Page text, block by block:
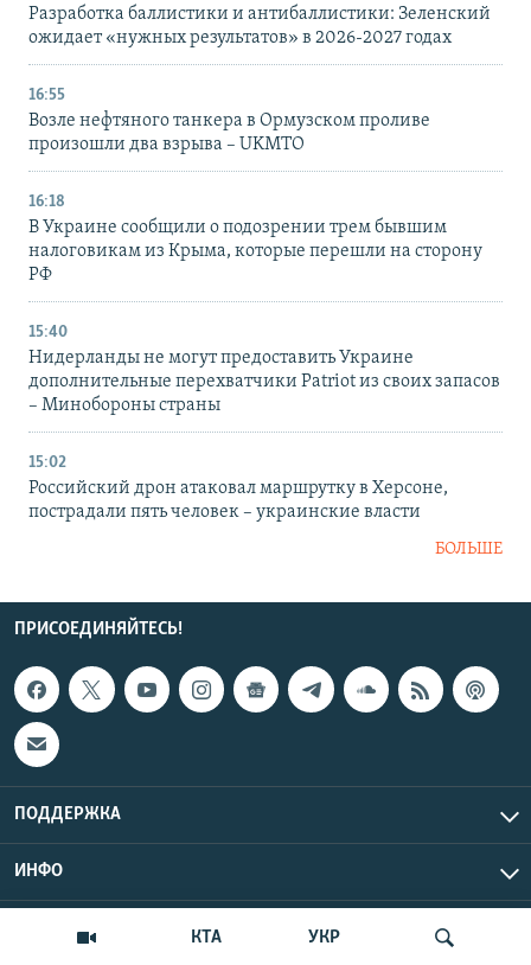
КТА УКР
Разработка баллистики и антибаллистики: Зеленский
ожидает «нужных результатов» в 2026-2027 годах
16:55
Возле нефтяного танкера в Ормузском проливе
произошли два взрыва – UKMTO
16:18
В Украине сообщили о подозрении трем бывшим
налоговикам из Крыма, которые перешли на сторону
РФ
15:40
Нидерланды не могут предоставить Украине
дополнительные перехватчики Patriot из своих запасов
– Минобороны страны
15:02
Российский дрон атаковал маршрутку в Херсоне,
пострадали пять человек – украинские власти
БОЛЬШЕ
ПРИСОЕДИНЯЙТЕСЬ!
ПОДДЕРЖКА
ИНФО
Copyright Крым.Реалии, 2026 | Все права защищены.
UTC+3